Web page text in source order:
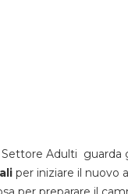
Settore Adulti guarda
per iniziare il nuovo